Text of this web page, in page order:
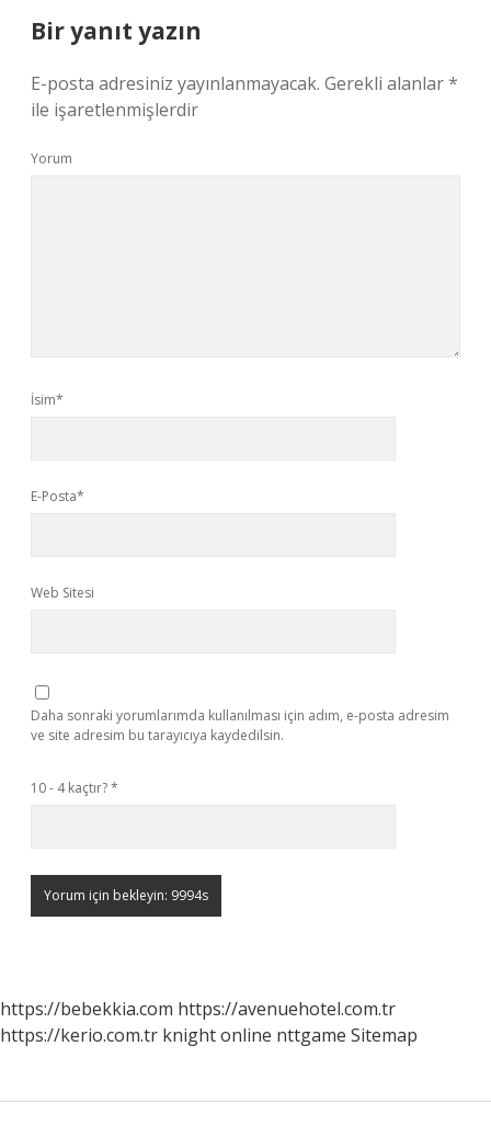
Bir yanıt yazın
E-posta adresiniz yayınlanmayacak. Gerekli alanlar*
ile işaretlenmişlerdir
Yorum
İsim*
E-Posta*
Web Sitesi
Daha sonraki yorumlarımda kullanılması için adım, e-posta adresim
ve site adresim bu tarayıcıya kaydedilsin.
10 - 4 kaçtır?*
https://bebekkia.com https://avenuehotel.com.tr
https://kerio.com.tr knight online nttgame Sitemap